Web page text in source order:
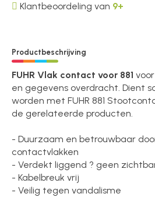
Klantbeoordeling van 9+
Productbeschrijving
FUHR Vlak contact voor 881
en gegevens overdracht. Dient
worden met FUHR 881
de gerelateerde producten.
- Duurzaam en betrouwbaar
contactvlakken
- Verdekt liggend ? geen
- Kabelbreuk vrij
- Veilig tegen vandalisme